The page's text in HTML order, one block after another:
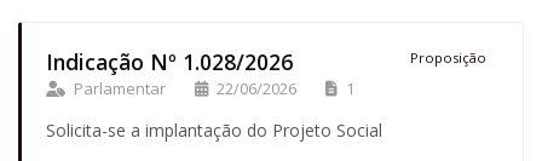
Indicação Nº 1.028/2026 Proposição
Parlamentar 22/06/2026 1
Solicita-se a implantação do Projeto Social